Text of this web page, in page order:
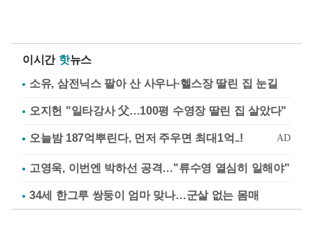
이시간 핫뉴스
소유, 삼전닉스 팔아 산 사우나·헬스장 딸린 집 눈길
오지헌 "일타강사 父…100평 수영장 딸린 집 살았다"
고영욱, 이번엔 박하선 공격…"류수영 열심히 일해야"
34세 한그루 쌍둥이 엄마 맞나…군살 없는 몸매